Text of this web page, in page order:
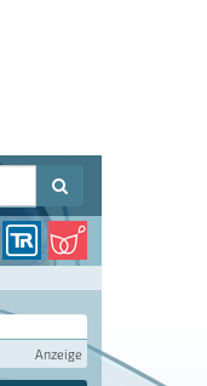
Anzeige